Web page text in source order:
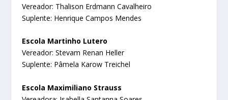
Vereador: Thalison Erdmann Cavalheiro
Suplente: Henrique Campos Mendes
Escola Martinho Lutero
Vereador: Stevam Renan Heller
Suplente: Pâmela Karow Treichel
Escola Maximiliano Strauss